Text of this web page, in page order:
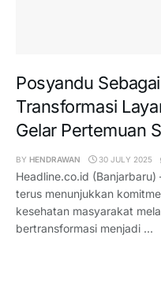
Posyandu
Transformasi
Gelar Pertemuan
BY HENDRAWAN 30 JULY 2025
Headline.co.id
terus menunjukkan
kesehatan masyarakat
bertransformasi menjadi ...